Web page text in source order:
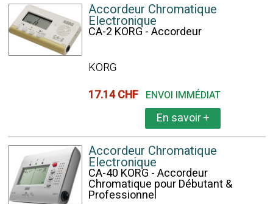
Accordeur Chromatique
Electronique
CA-2 KORG - Accordeur
KORG
17.14 CHF ENVOI IMMÉDIAT
En savoir+
Accordeur Chromatique
Electronique
CA-40 KORG - Accordeur
Chromatique pour Débutant &
Professionnel